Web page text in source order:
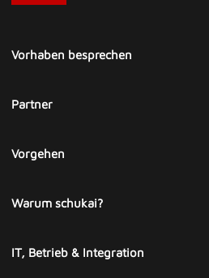
Vorhaben besprechen
Partner
Vorgehen
Warum schukai?
IT, Betrieb & Integration